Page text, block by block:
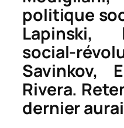
politique
Lapinski,
social-
Savinkov,
Rivera.
dernier